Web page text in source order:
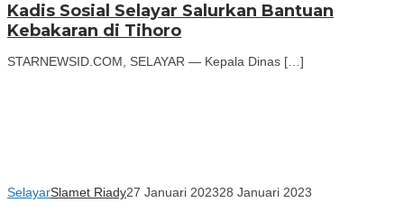
Kadis Sosial Selayar Salurkan Bantuan
Kebakaran di Tihoro
STARNEWSID.COM, SELAYAR — Kepala Dinas […]
SelayarSlamet Riady27 Januari 202328 Januari 2023